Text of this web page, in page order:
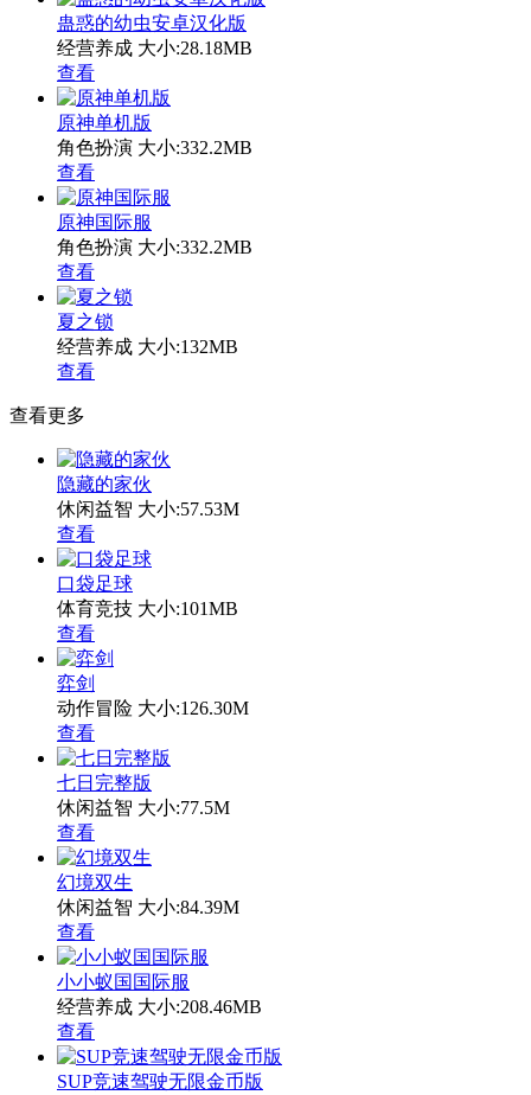
蛊惑的幼虫安卓汉化版
经营养成 大小:28.18MB
查看
原神单机版
角色扮演 大小:332.2MB
查看
原神国际服
角色扮演 大小:332.2MB
查看
夏之锁
经营养成 大小:132MB
查看
查看更多
隐藏的家伙
休闲益智 大小:57.53M
查看
口袋足球
体育竞技 大小:101MB
查看
弈剑
动作冒险 大小:126.30M
查看
七日完整版
休闲益智 大小:77.5M
查看
幻境双生
休闲益智 大小:84.39M
查看
小小蚁国国际服
经营养成 大小:208.46MB
查看
SUP竞速驾驶无限金币版